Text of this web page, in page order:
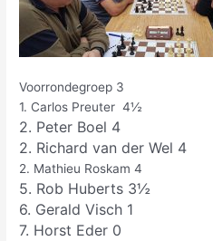
Voorrondegroep 3
1. Carlos Preuter 4½
2. Peter Boel 4
2. Richard van der Wel 4
2. Mathieu Roskam 4
5. Rob Huberts 3½
6. Gerald Visch 1
7. Horst Eder 0